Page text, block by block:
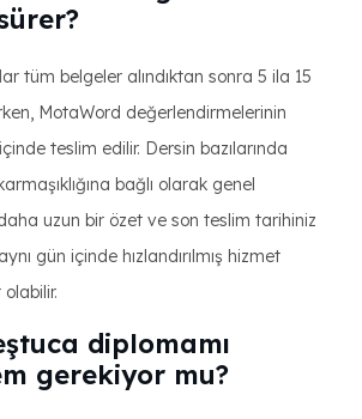
tüm belgeler alındıktan sonra 5 ila 15
MotaWord değerlendirmelerinin
içinde teslim edilir. Dersin bazılarında
bağlı olarak genel
uzun bir özet ve son teslim tarihiniz
gün içinde hızlandırılmış hizmet
diplomamı
gerekiyor mu?